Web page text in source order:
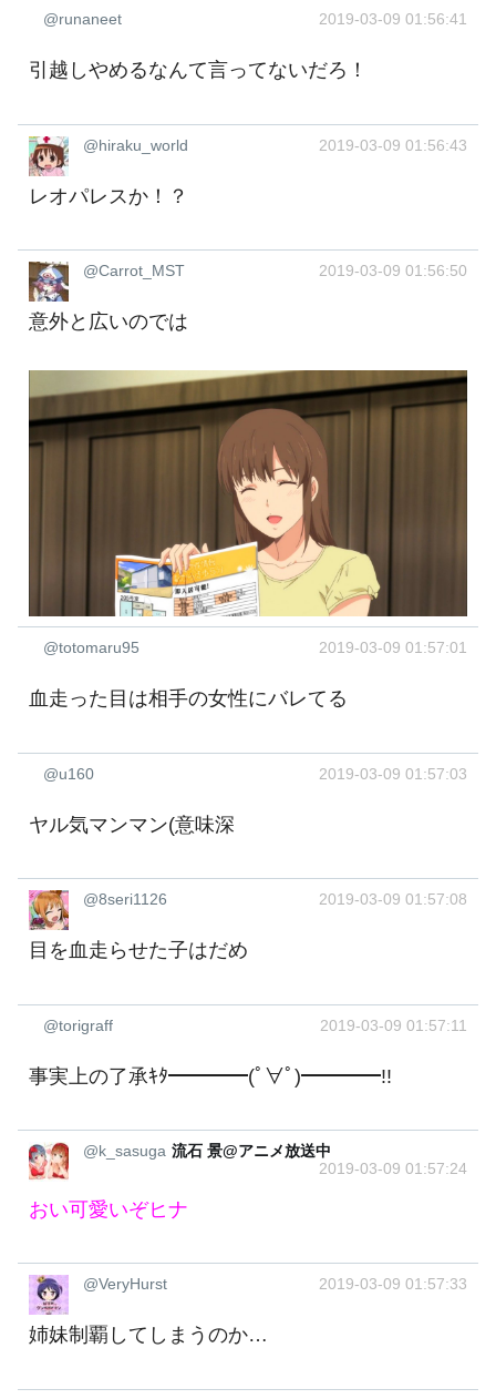
@runaneet 2019-03-09 01:56:41
引越しやめるなんて言ってないだろ！
@hiraku_world 2019-03-09 01:56:43
レオパレスか！？
@Carrot_MST 2019-03-09 01:56:50
意外と広いのでは
@totomaru95 2019-03-09 01:57:01
血走った目は相手の女性にバレてる
@u160 2019-03-09 01:57:03
ヤル気マンマン(意味深
@8seri1126 2019-03-09 01:57:08
目を血走らせた子はだめ
@torigraff 2019-03-09 01:57:11
事実上の了承ｷﾀ━━━━(ﾟ∀ﾟ)━━━━!!
@k_sasuga 流石 景@アニメ放送中
2019-03-09 01:57:24
おい可愛いぞヒナ
@VeryHurst 2019-03-09 01:57:33
姉妹制覇してしまうのか…